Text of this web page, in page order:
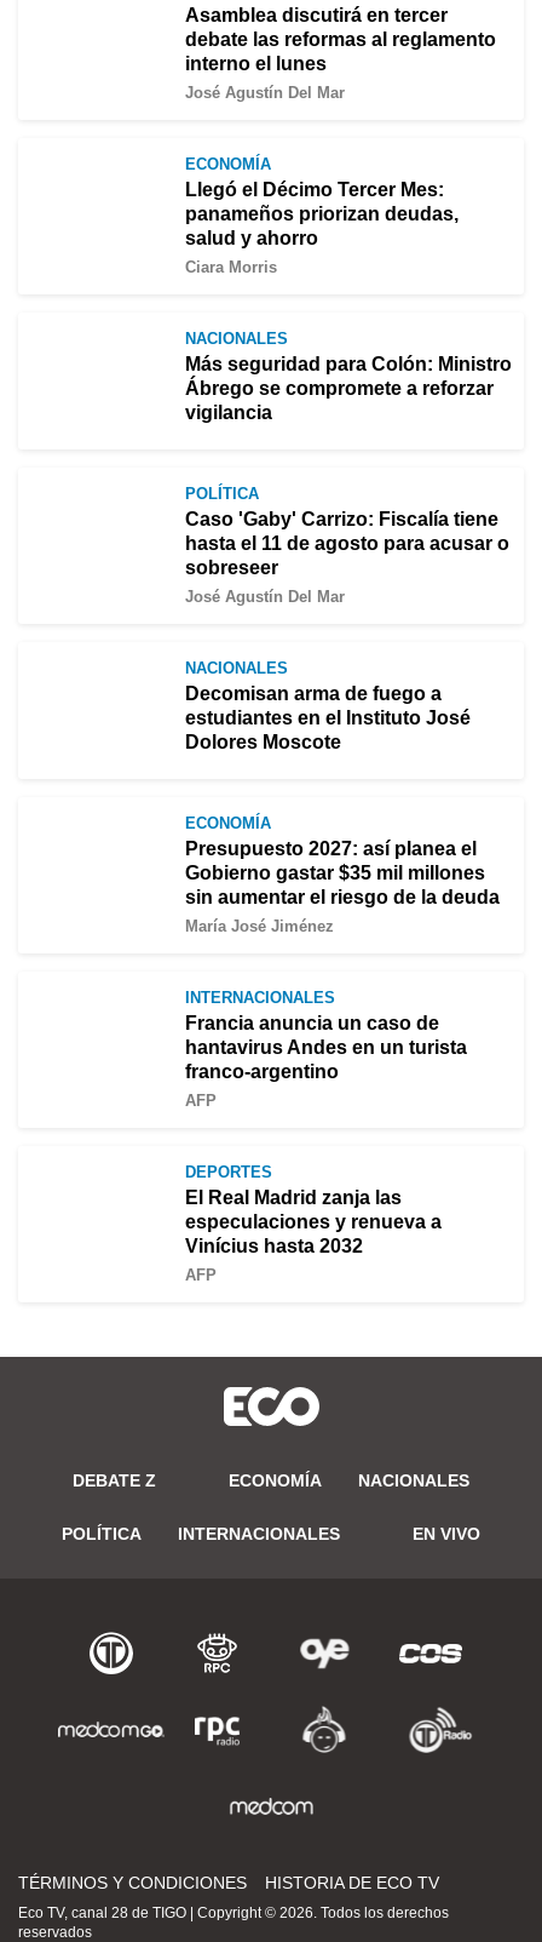
Asamblea discutirá en tercer
debate las reformas al reglamento
interno el lunes
José Agustín Del Mar
ECONOMÍA
Llegó el Décimo Tercer Mes:
panameños priorizan deudas,
salud y ahorro
Ciara Morris
NACIONALES
Más seguridad para Colón: Ministro
Ábrego se compromete a reforzar
vigilancia
POLÍTICA
Caso 'Gaby' Carrizo: Fiscalía tiene
hasta el 11 de agosto para acusar o
sobreseer
José Agustín Del Mar
NACIONALES
Decomisan arma de fuego a
estudiantes en el Instituto José
Dolores Moscote
ECONOMÍA
Presupuesto 2027: así planea el
Gobierno gastar $35 mil millones
sin aumentar el riesgo de la deuda
María José Jiménez
INTERNACIONALES
Francia anuncia un caso de
hantavirus Andes en un turista
franco-argentino
AFP
DEPORTES
El Real Madrid zanja las
especulaciones y renueva a
Vinícius hasta 2032
AFP
DEBATE Z ECONOMÍA NACIONALES
POLÍTICA INTERNACIONALES EN VIVO
TÉRMINOS Y CONDICIONES HISTORIA DE ECO TV
Eco TV, canal 28 de TIGO | Copyright © 2026. Todos los derechos
reservados